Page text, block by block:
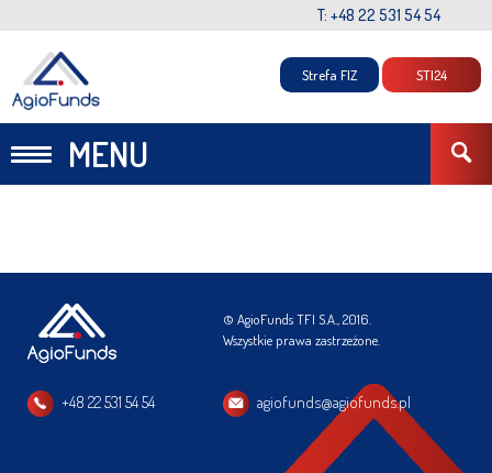
T: +48 22 531 54 54
MENU
Strefa FIZ STI24
© AgioFunds TFI S.A., 2016.
Wszystkie prawa zastrzeżone.
+48 22 531 54 54 agiofunds@agiofunds.pl